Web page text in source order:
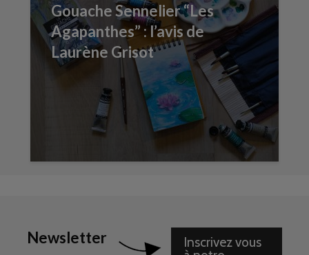
Gouache Sennelier “Les
Agapanthes” : l’avis de
Laurène Grisot
Newsletter
Inscrivez vous